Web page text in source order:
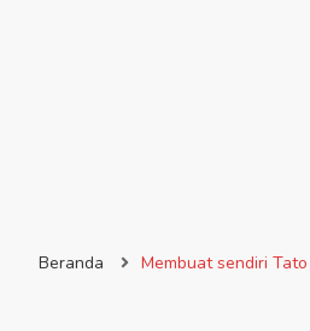
Beranda Membuat sendiri